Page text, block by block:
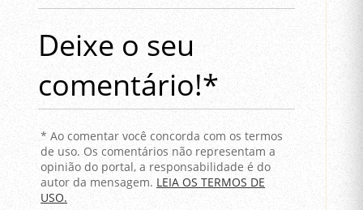
Deixe o seu
comentário!*
* Ao comentar você concorda com os termos
de uso. Os comentários não representam a
opinião do portal, a responsabilidade é do
autor da mensagem. LEIA OS TERMOS DE
USO.